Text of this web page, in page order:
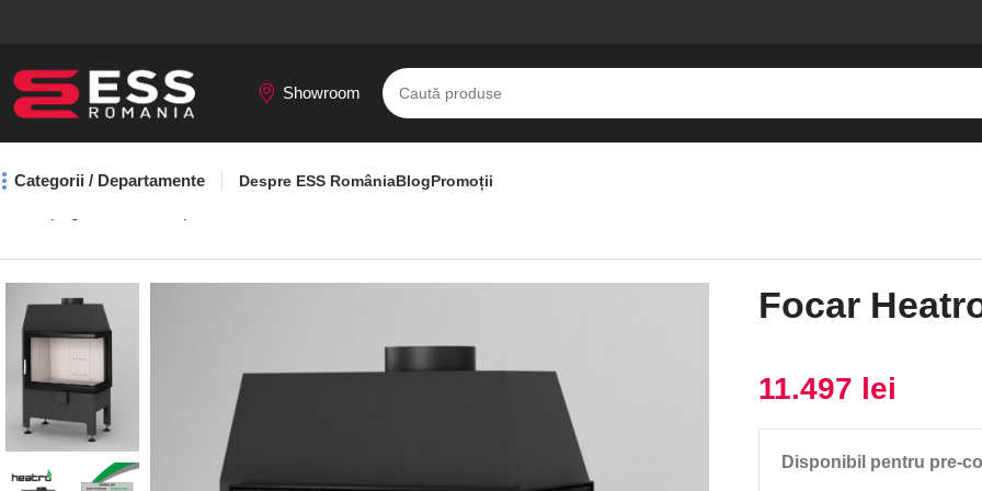
Showroom
Categorii / Departamente Despre ESS RomâniaBlogPromoții
Focar
11.497 lei
Disponibil pentru pre-